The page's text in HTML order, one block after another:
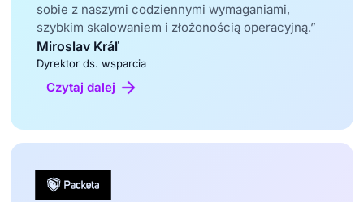
sobie z naszymi codziennymi wymaganiami,
szybkim skalowaniem i złożonością operacyjną.”
Miroslav Kráľ
Dyrektor ds. wsparcia
Czytaj dalej